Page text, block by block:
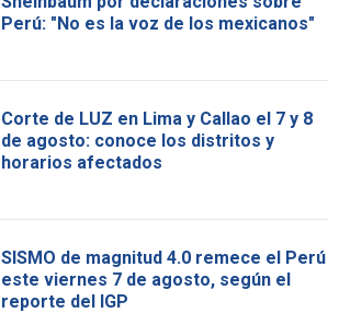
Perú: "No es la voz de los mexicanos"
Corte de LUZ en Lima y Callao el 7 y 8
de agosto: conoce los distritos y
horarios afectados
SISMO de magnitud 4.0 remece el Perú
este viernes 7 de agosto, según el
reporte del IGP